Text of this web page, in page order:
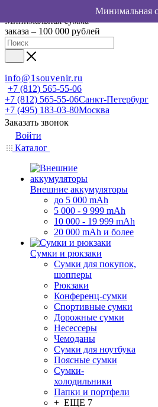
Минимальная сумма
заказа – 100 000 рублей
info@1souvenir.ru
+7 (812) 565-55-06
+7 (812) 565-55-06Санкт-Петербург
+7 (495) 183-03-80Москва
Заказать звонок
Войти
Каталог
Внешние аккумуляторы
до 5 000 mAh
5 000 - 9 999 mAh
10 000 - 19 999 mAh
20 000 mAh и более
Сумки и рюкзаки
Сумки для покупок,
шопперы
Рюкзаки
Конференц-сумки
Спортивные сумки
Дорожные сумки
Несессеры
Чемоданы
Сумки для ноутбука
Поясные сумки
Сумки-
холодильники
Папки и портфели
+ ЕЩЕ 7